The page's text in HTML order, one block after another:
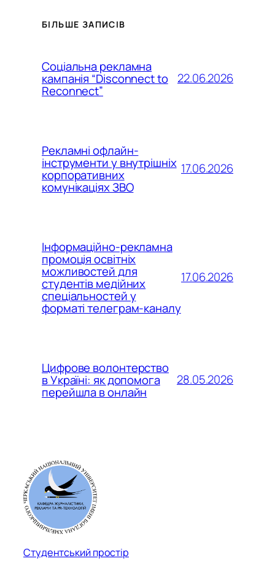
БІЛЬШЕ ЗАПИСІВ
Соціальна рекламна
кампанія “Disconnect to
Reconnect”
22.06.2026
Рекламні офлайн-
інструменти у внутрішніх
корпоративних
комунікаціях ЗВО
17.06.2026
Інформаційно-рекламна
промоція освітніх
можливостей для
студентів медійних
спеціальностей у
форматі телеграм-каналу
17.06.2026
Цифрове волонтерство
в Україні: як допомога
перейшла в онлайн
28.05.2026
Студентський простір